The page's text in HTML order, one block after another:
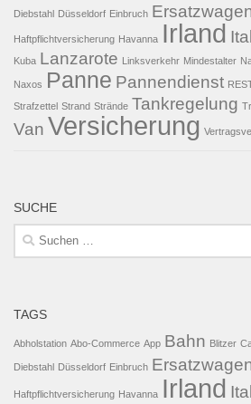
Diebstahl Düsseldorf Einbruch
Haftpflichtversicherung Havanna Irland
Kuba Lanzarote Linksverkehr Mindestalter
Naxos Panne Pannendienst
Strafzettel Strand Strände Tankregelung
Van Versicherung
SUCHE
Suchen
nach:
TAGS
Abholstation Abo-Commerce App Bahn Blitzer
Diebstahl Düsseldorf Einbruch
Haftpflichtversicherung Havanna Irland